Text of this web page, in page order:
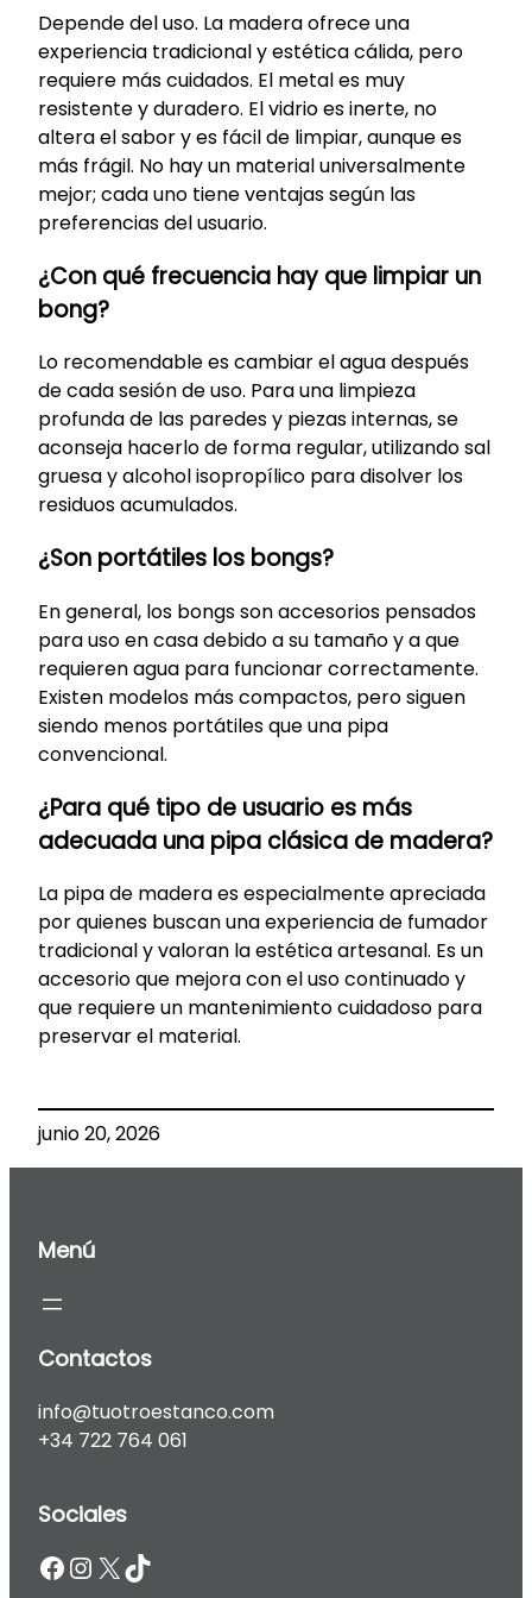
Depende del uso. La madera ofrece una
experiencia tradicional y estética cálida, pero
requiere más cuidados. El metal es muy
resistente y duradero. El vidrio es inerte, no
altera el sabor y es fácil de limpiar, aunque es
más frágil. No hay un material universalmente
mejor; cada uno tiene ventajas según las
preferencias del usuario.
¿Con qué frecuencia hay que limpiar un
bong?
Lo recomendable es cambiar el agua después
de cada sesión de uso. Para una limpieza
profunda de las paredes y piezas internas, se
aconseja hacerlo de forma regular, utilizando sal
gruesa y alcohol isopropílico para disolver los
residuos acumulados.
¿Son portátiles los bongs?
En general, los bongs son accesorios pensados
para uso en casa debido a su tamaño y a que
requieren agua para funcionar correctamente.
Existen modelos más compactos, pero siguen
siendo menos portátiles que una pipa
convencional.
¿Para qué tipo de usuario es más
adecuada una pipa clásica de madera?
La pipa de madera es especialmente apreciada
por quienes buscan una experiencia de fumador
tradicional y valoran la estética artesanal. Es un
accesorio que mejora con el uso continuado y
que requiere un mantenimiento cuidadoso para
preservar el material.
junio 20, 2026
Menú
Contactos
info@tuotroestanco.com
+34 722 764 061
Sociales
Facebook InstagramX TikTok